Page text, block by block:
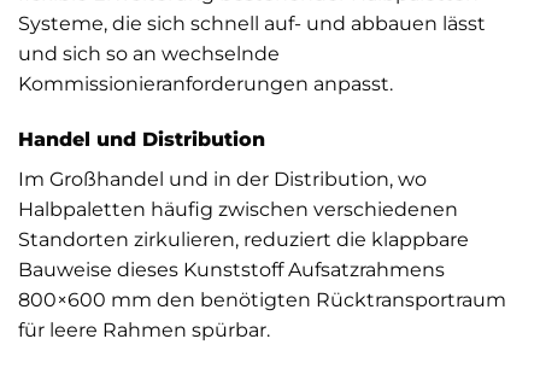
Systeme, die sich schnell auf- und abbauen lässt
und sich so an wechselnde
Kommissionieranforderungen anpasst.
Handel und Distribution
Im Großhandel und in der Distribution, wo
Halbpaletten häufig zwischen verschiedenen
Standorten zirkulieren, reduziert die klappbare
Bauweise dieses Kunststoff Aufsatzrahmens
800×600 mm den benötigten Rücktransportraum
für leere Rahmen spürbar.